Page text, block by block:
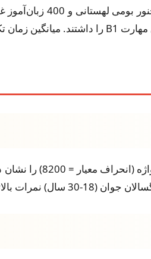
(60 سال به بالا) کسب کردند.